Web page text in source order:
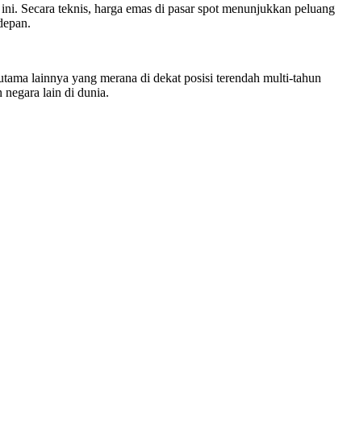
Secara teknis, harga emas di pasar spot menunjukkan peluang
lainnya yang merana di dekat posisi terendah multi-tahun
negara lain di dunia.